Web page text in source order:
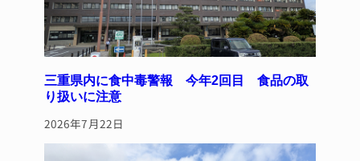
三重県内に食中毒警報 今年2回目 食品の取
り扱いに注意
2026年7月22日